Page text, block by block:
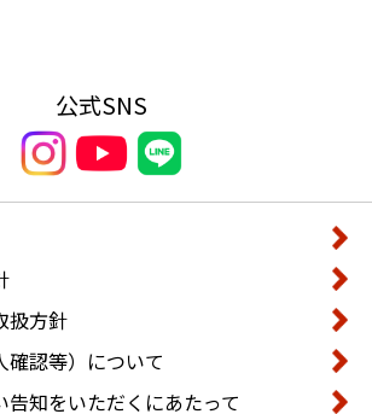
公式SNS
扱方針
確認等）について
告知をいただくにあたって